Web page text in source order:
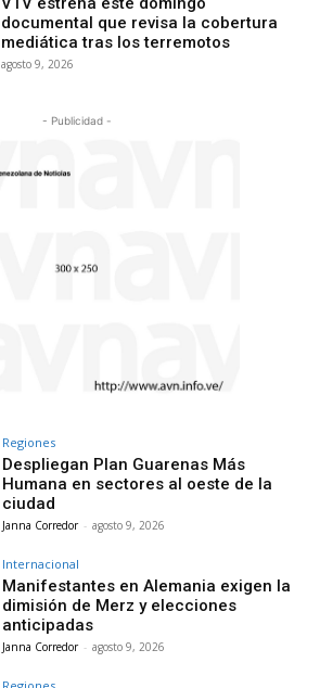
documental que revisa la cobertura
mediática tras los terremotos
agosto 9, 2026
- Publicidad -
Regiones
Despliegan Plan Guarenas Más
Humana en sectores al oeste de la
ciudad
Janna Corredor - agosto 9, 2026
Internacional
Manifestantes en Alemania exigen la
dimisión de Merz y elecciones
anticipadas
Janna Corredor - agosto 9, 2026